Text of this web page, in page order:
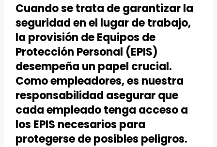
Cuando se trata de garantizar la
seguridad en el lugar de trabajo,
la provisión de Equipos de
Protección Personal (EPIS)
desempeña un papel crucial.
Como empleadores, es nuestra
responsabilidad asegurar que
cada empleado tenga acceso a
los EPIS necesarios para
protegerse de posibles peligros.